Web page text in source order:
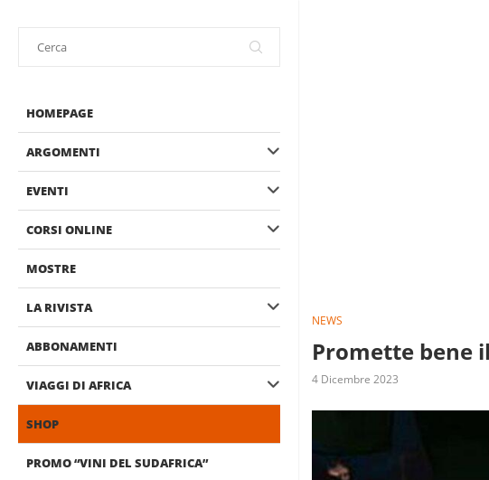
HOMEPAGE
ARGOMENTI
EVENTI
CORSI ONLINE
MOSTRE
LA RIVISTA
ABBONAMENTI
VIAGGI DI AFRICA
SHOP
PROMO “VINI DEL SUDAFRICA”
NEWS
Promette bene
4 Dicembre 2023